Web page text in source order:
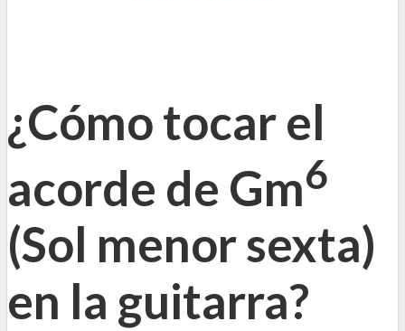
¿Cómo tocar el
acorde de Gm6
(Sol menor sexta)
en la guitarra?